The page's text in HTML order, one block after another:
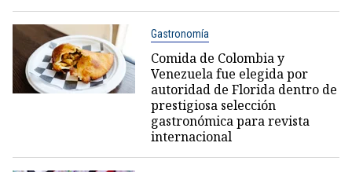
Gastronomía
Comida de Colombia y
Venezuela fue elegida por
autoridad de Florida dentro de
prestigiosa selección
gastronómica para revista
internacional